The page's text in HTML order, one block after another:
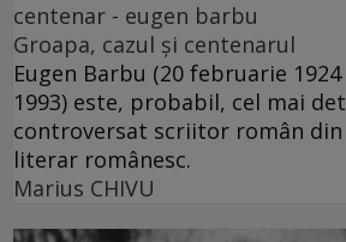
centenar - eugen barbu
Groapa, cazul și centenarul
Eugen Barbu (20 februarie
1993) este, probabil, cel mai
controversat scriitor român
literar românesc.
Marius CHIVU